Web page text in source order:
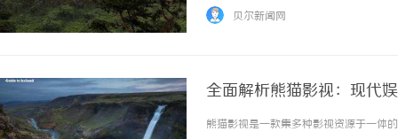
贝尔新闻网
全面解析熊猫影视：现代
熊猫影视是一款集多种影视资源于一体